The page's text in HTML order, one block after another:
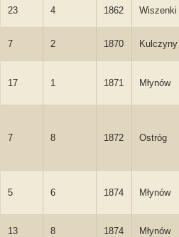
23 4 1862 Wiszenki
7 2 1870 Kulczyny
17 1 1871 Młynów
7 8 1872 Ostróg
5 6 1874 Młynów
13 8 1874 Młynów